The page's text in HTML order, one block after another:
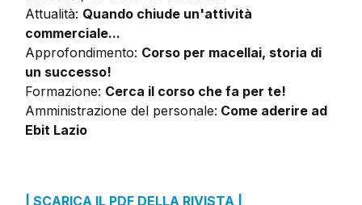
Attualità: Quando chiude un'attività
commerciale...
Approfondimento: Corso per macellai, storia di
un successo!
Formazione: Cerca il corso che fa per te!
Amministrazione del personale: Come aderire ad
Ebit Lazio
| SCARICA IL PDF DELLA RIVISTA |